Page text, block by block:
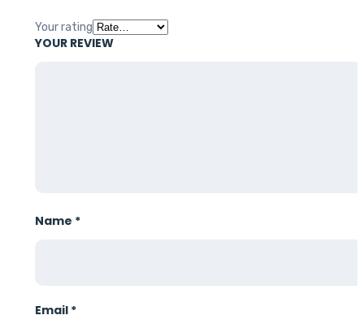
Your rating
YOUR REVIEW
Name *
Email *